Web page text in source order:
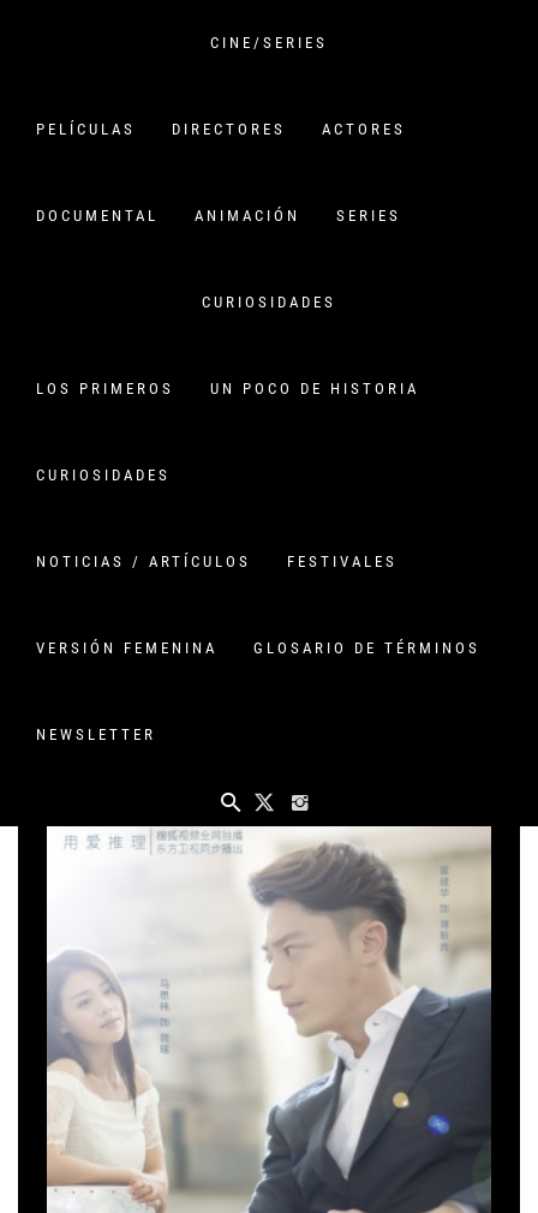
CINE/SERIES
PELÍCULAS DIRECTORES ACTORES
DOCUMENTAL ANIMACIÓN SERIES
CURIOSIDADES
LOS PRIMEROS UN POCO DE HISTORIA
CURIOSIDADES
NOTICIAS / ARTÍCULOS FESTIVALES
VERSIÓN FEMENINA GLOSARIO DE TÉRMINOS
NEWSLETTER
VERSIÓN CHINA
CURIOSIDADES
LOVE ME IF YOU DARE ,
PUBLICADO EN27 SEPTIEMBRE, 2016 PORVERSIONCHINA